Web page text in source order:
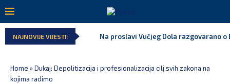
NAJNOVIJE VIJESTI: Na proslavi Vučjeg Dola razgovarano
Home »Dukaj: Depolitizacija i profesionalizacija cilj svih zakona na
kojima radimo